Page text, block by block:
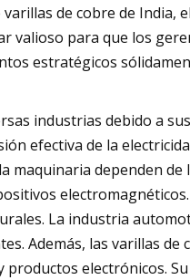
de cobre de India,
valioso para que los
estratégicos
industrias debido a
efectiva de la
maquinaria dependen de
La industria
Además, las varillas de
electrónicos.